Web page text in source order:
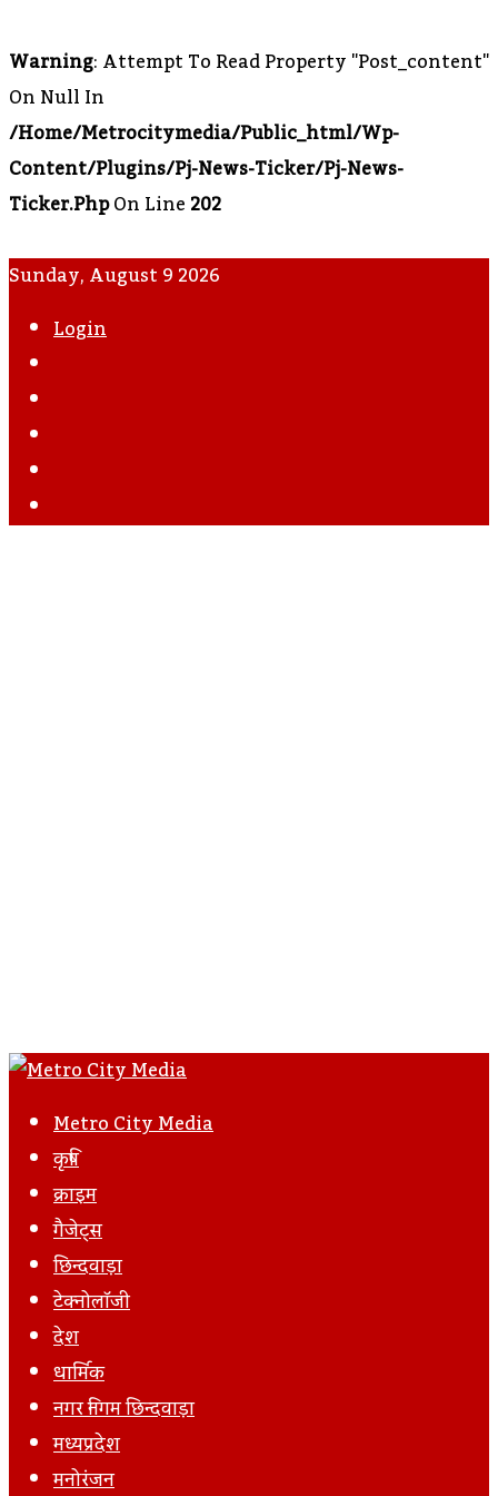
Warning: Attempt To Read Property "post_content"
On Null In
/home/metrocitymedia/public_html/wp-
Content/plugins/pj-News-Ticker/pj-News-
Ticker.phpOn Line202
Sunday, August 9 2026
Login
Metro City Media
कृषि
क्राइम
गैजेट्स
छिन्दवाड़ा
टेक्नोलॉजी
देश
धार्मिक
नगर निगम छिन्दवाड़ा
मध्यप्रदेश
मनोरंजन